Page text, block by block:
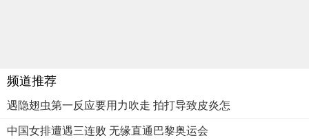
频道推荐
遇隐翅虫第一反应要用力吹走 拍打导致皮炎怎
中国女排遭遇三连败 无缘直通巴黎奥运会